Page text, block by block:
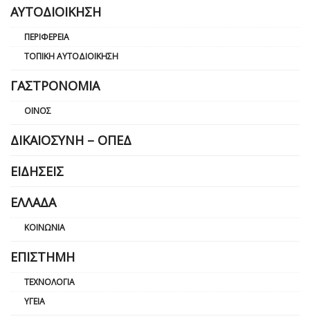
ΑΥΤΟΔΙΟΊΚΗΣΗ
ΠΕΡΙΦΈΡΕΙΑ
ΤΟΠΙΚΉ ΑΥΤΟΔΙΟΊΚΗΣΗ
ΓΑΣΤΡΟΝΟΜΊΑ
ΟΊΝΟΣ
ΔΙΚΑΙΟΣΎΝΗ – ΟΠΕΔ
ΕΙΔΉΣΕΙΣ
ΕΛΛΆΔΑ
ΚΟΙΝΩΝΊΑ
ΕΠΙΣΤΉΜΗ
ΤΕΧΝΟΛΟΓΊΑ
ΥΓΕΊΑ